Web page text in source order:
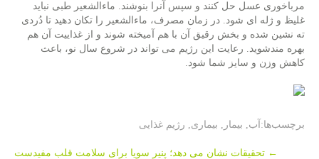
مرباخوری عسل حل كنند و سپس آنرا بنوشند. ماءالشعیر طبی نباید
غلیظ و ژله ای شود. در زمان مصرف، ماءالشعیر را تكان دهید تا دُردی
ته نشین شده و بخش رقیق آن با هم آمیخته شوند و از غذاییت آن هم
بهره مندشوید. رعایت این رژیم می تواند در شروع سال نو، باعث
كاهش وزن و سایز شما شود.
برچسب‌ها:آب, بیمار, بیماری, رژیم غذایی
←تحقیقات نشان می دهد؛ پنیر سویا برای سلامت قلب مفیدست